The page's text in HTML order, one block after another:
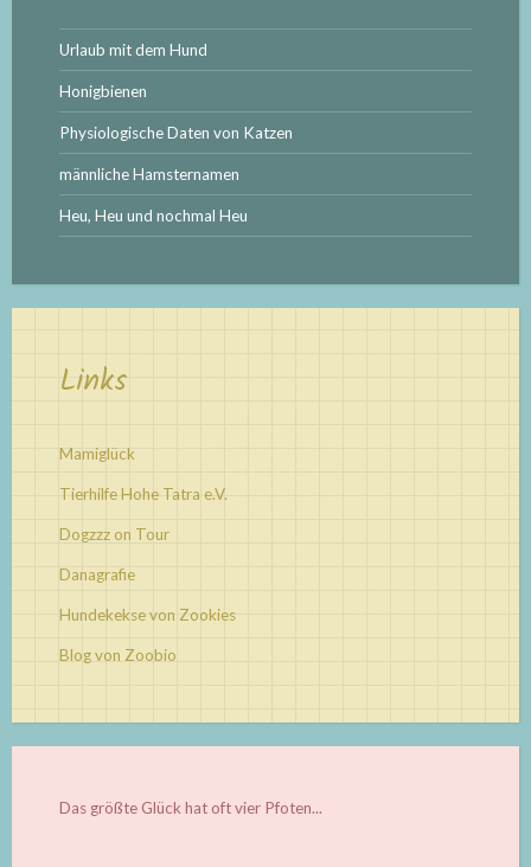
Urlaub mit dem Hund
Honigbienen
Physiologische Daten von Katzen
männliche Hamsternamen
Heu, Heu und nochmal Heu
Links
Mamiglück
Tierhilfe Hohe Tatra e.V.
Dogzzz on Tour
Danagrafie
Hundekekse von Zookies
Blog von Zoobio
Das größte Glück hat oft vier Pfoten...